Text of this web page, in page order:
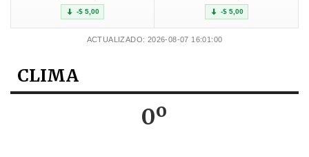
-$ 5,00 -$ 5,00
ACTUALIZADO: 2026-08-07 16:01:00
CLIMA
0º